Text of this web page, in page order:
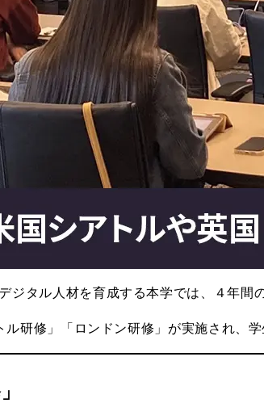
ジタル人材を育成する本学では、４年間
ル研修」「ロンドン研修」が実施され、